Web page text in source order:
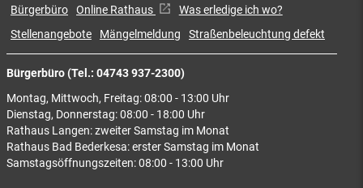
Bürgerbüro (Tel.: 04743 937-2300)
Montag, Mittwoch, Freitag: 08:00 - 13:00 Uhr
Dienstag, Donnerstag: 08:00 - 18:00 Uhr
Rathaus Langen: zweiter Samstag im Monat
Rathaus Bad Bederkesa: erster Samstag im Monat
Samstagsöffnungszeiten: 08:00 - 13:00 Uhr
Bürgerbüro Online Rathaus
Was erledige ich wo?
Stellenangebote
Mängelmeldung Straßenbeleuchtung defekt